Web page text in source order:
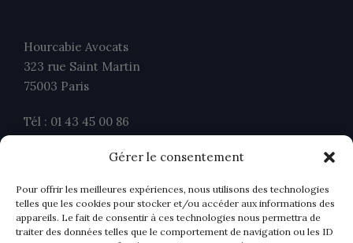
Gérer le consentement
Pour offrir les meilleures expériences, nous utilisons des technologies
telles que les cookies pour stocker et/ou accéder aux informations des
appareils. Le fait de consentir à ces technologies nous permettra de
traiter des données telles que le comportement de navigation ou les ID
Hourcabie Avocats
323 rue Saint Martin
75003 Paris
Tél : 01 43 45 00 86
contact@ahavocats.fr